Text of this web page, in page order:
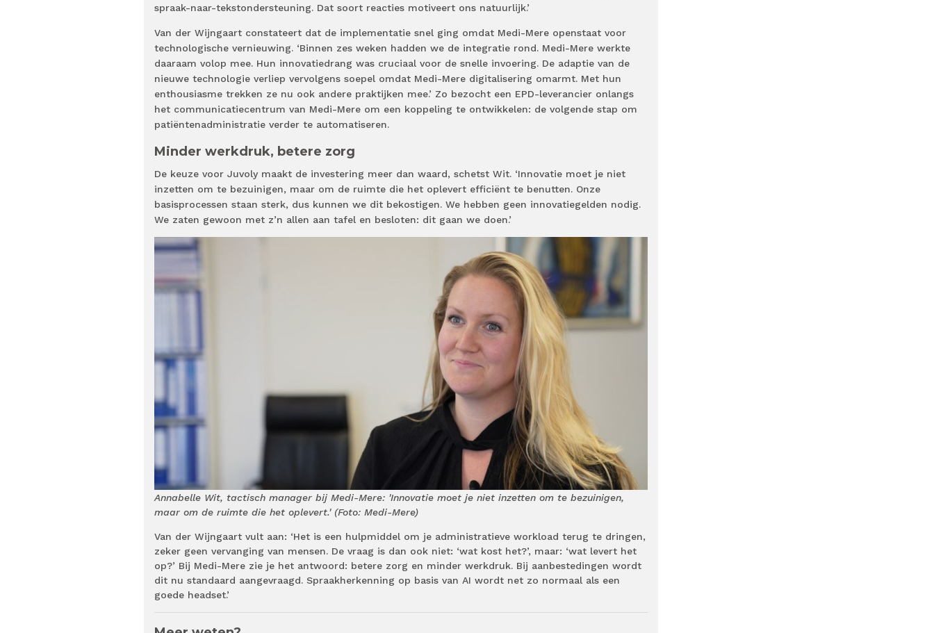
spraak-naar-tekstondersteuning. Dat soort reacties motiveert ons natuurlijk.’
Van der Wijngaart constateert dat de implementatie snel ging omdat Medi-Mere openstaat voor
technologische vernieuwing. ‘Binnen zes weken hadden we de integratie rond. Medi-Mere werkte
daaraam volop mee. Hun innovatiedrang was cruciaal voor de snelle invoering. De adaptie van de
nieuwe technologie verliep vervolgens soepel omdat Medi-Mere digitalisering omarmt. Met hun
enthousiasme trekken ze nu ook andere praktijken mee.’ Zo bezocht een EPD-leverancier onlangs
het communicatiecentrum van Medi-Mere om een koppeling te ontwikkelen: de volgende stap om
patiëntenadministratie verder te automatiseren.
Minder werkdruk, betere zorg
De keuze voor Juvoly maakt de investering meer dan waard, schetst Wit. ‘Innovatie moet je niet
inzetten om te bezuinigen, maar om de ruimte die het oplevert efficiënt te benutten. Onze
basisprocessen staan sterk, dus kunnen we dit bekostigen. We hebben geen innovatiegelden nodig.
We zaten gewoon met z’n allen aan tafel en besloten: dit gaan we doen.’
Annabelle Wit, tactisch manager bij Medi-Mere: 'Innovatie moet je niet inzetten om te bezuinigen,
maar om de ruimte die het oplevert.' (Foto: Medi-Mere)
Van der Wijngaart vult aan: ‘Het is een hulpmiddel om je administratieve workload terug te dringen,
zeker geen vervanging van mensen. De vraag is dan ook niet: ‘wat kost het?’, maar: ‘wat levert het
op?’ Bij Medi-Mere zie je het antwoord: betere zorg en minder werkdruk. Bij aanbestedingen wordt
dit nu standaard aangevraagd. Spraakherkenning op basis van AI wordt net zo normaal als een
goede headset.’